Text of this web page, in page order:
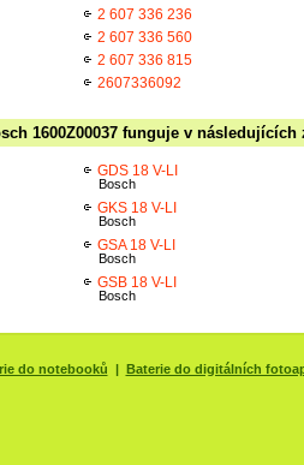
2 607 336 236
2 607 336 560
2 607 336 815
2607336092
1600Z00037 funguje v následujících
GDS 18 V-LI
Bosch
GKS 18 V-LI
Bosch
GSA 18 V-LI
Bosch
GSB 18 V-LI
Bosch
do notebooků | Baterie do digitálních